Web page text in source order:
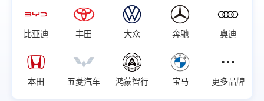
比亚迪 丰田 大众 奔驰 奥迪
本田 五菱汽车 鸿蒙智行 宝马 更多品牌